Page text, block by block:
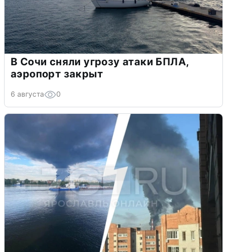
В Сочи сняли угрозу атаки БПЛА,
аэропорт закрыт
6 августа 0